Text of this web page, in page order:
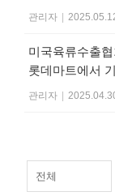
관리자
미국육류수출
롯데마트에서
관리자